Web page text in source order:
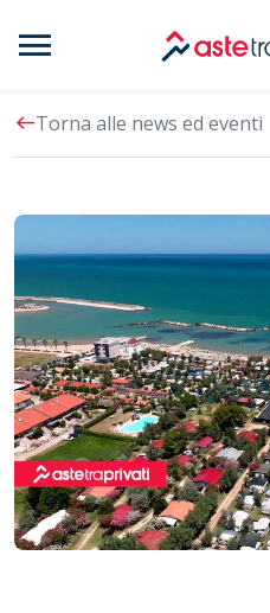
menu
westTorna alle news ed eventi